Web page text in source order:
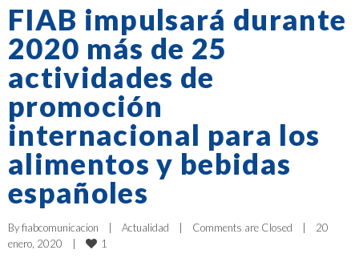
FIAB impulsará durante
2020 más de 25
actividades de
promoción
internacional para los
alimentos y bebidas
españoles
By fiabcomunicacion Actualidad Comments are Closed
20
enero, 2020
1